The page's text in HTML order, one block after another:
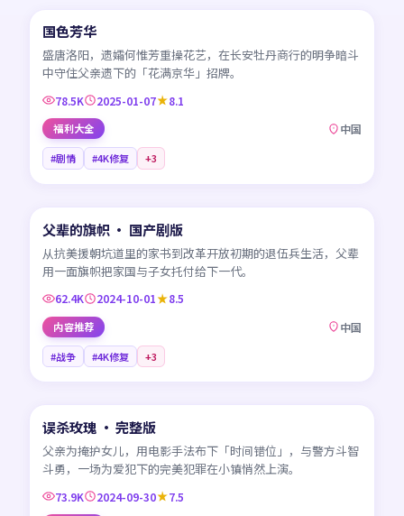
CN
国色芳华
盛唐洛阳，遗孀何惟芳重操花艺，在长安牡丹商行的明争暗斗
中守住父亲遗下的「花满京华」招牌。
78.5K 2025-01-07 8.1
福利大全 中国
#剧情 #4K修复 +3
CN
父辈的旗帜 · 国产剧版
从抗美援朝坑道里的家书到改革开放初期的退伍兵生活，父辈
用一面旗帜把家国与子女托付给下一代。
62.4K 2024-10-01 8.5
内容推荐 中国
#战争 #4K修复 +3
CN
误杀玫瑰 · 完整版
父亲为掩护女儿，用电影手法布下「时间错位」，与警方斗智
斗勇，一场为爱犯下的完美犯罪在小镇悄然上演。
73.9K 2024-09-30 7.5